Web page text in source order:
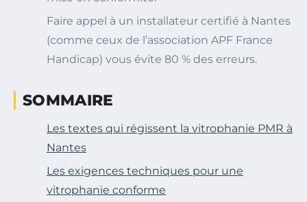
Faire appel à un installateur certifié à Nantes
(comme ceux de l’association APF France
Handicap) vous évite 80 % des erreurs.
SOMMAIRE
Les textes qui régissent la vitrophanie PMR à
Nantes
Les exigences techniques pour une
vitrophanie conforme